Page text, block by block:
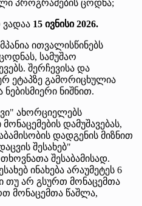
პროგრამების ცოდნა;
15 ივნისი 2026.
ითვალისწინებს
სამუშაო
შერჩევისა და
ეტაპზე გამორიცხულია
ნიშნით.
ახორციელებს
დამუშავებას,
დადგენის მიზნით
შესახებ"
შესაბამისად.
ინახება არაუმეტეს 6
თუ არ გსურთ მონაცემთა
მონაცემთა წაშლა,